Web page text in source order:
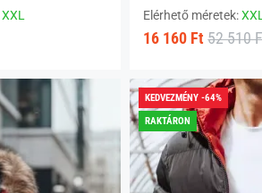
XXL Elérhető méretek:XXL
16 160 Ft 52 510
KEDVEZMÉNY -64%
RAKTÁRON